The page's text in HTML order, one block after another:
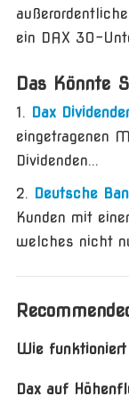
ein DAX 30-
Das Könnte
Dax
eingetragenen
Dividenden...
Deutsche
Kunden mit
welches nicht
Wie
Dax auf